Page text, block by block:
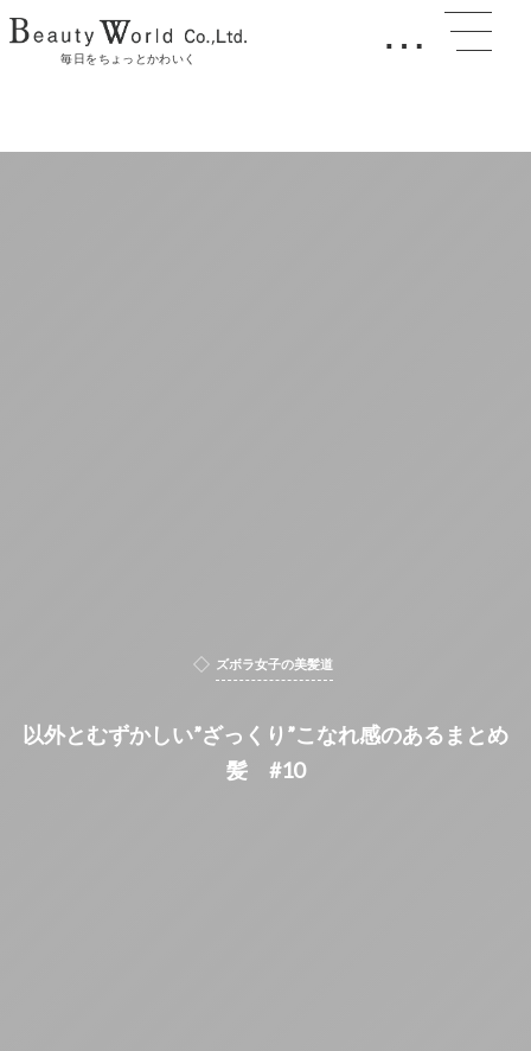
毎日をちょっとかわいく …
ズボラ女子の美髪道
以外とむずかしい”ざっくり”こなれ感のあるまとめ
髪 #10